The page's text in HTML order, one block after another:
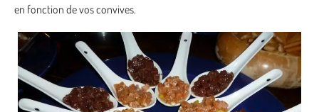
en fonction de vos convives.